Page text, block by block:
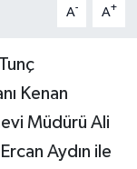
A- A+
Kenan
Müdürü Ali
Aydın ile